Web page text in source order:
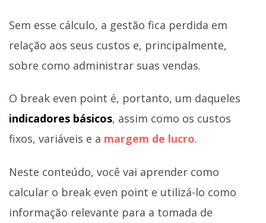
Sem esse cálculo, a gestão fica perdida em
relação aos seus custos e, principalmente,
sobre como administrar suas vendas.
O break even point é, portanto, um daqueles
indicadores básicos, assim como os custos
fixos, variáveis e a margem de lucro.
Neste conteúdo, você vai aprender como
calcular o break even point e utilizá-lo como
informação relevante para a tomada de